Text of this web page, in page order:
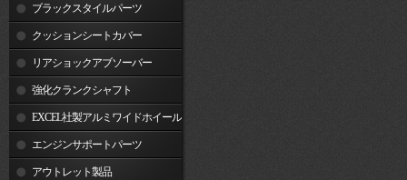
ブラックスタイルパーツ
クッションシートカバー
リアショックアブソーバー
強化クランクシャフト
EXCEL社製アルミワイドホイール
リム エンジンサポートパーツ
アウトレット製品